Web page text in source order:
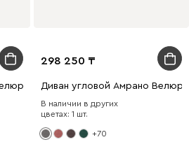
Зеленый
298 250
Диван угловой Амрано Велюр
В наличии в других
цветах: 1 шт.
+70